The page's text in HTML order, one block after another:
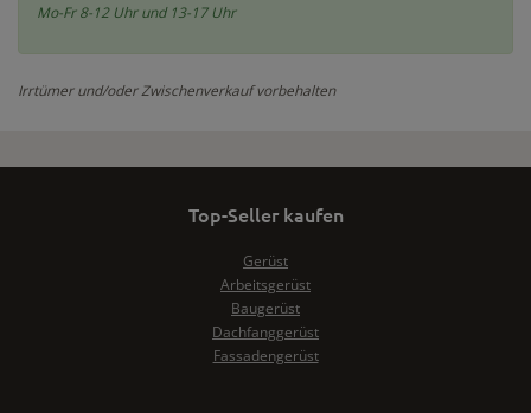
Mo-Fr 8-12 Uhr und 13-17 Uhr
Irrtümer und/oder Zwischenverkauf vorbehalten
Top-Seller kaufen
Gerüst
Arbeitsgerüst
Baugerüst
Dachfanggerüst
Fassadengerüst